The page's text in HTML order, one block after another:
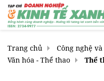
Trang chủ
Công nghệ
Văn hóa - Thể thao
Thể